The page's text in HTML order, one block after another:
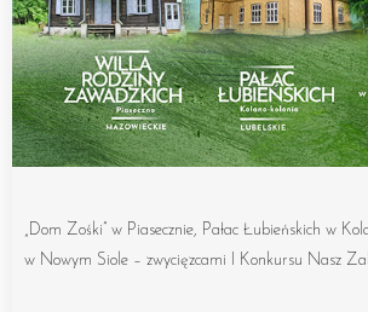
„Dom Zośki” w Piasecznie, Pałac Łubieńskich w
w Nowym Siole – zwycięzcami I Konkursu Nasz